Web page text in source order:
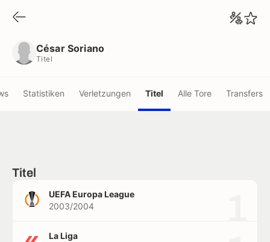
César Soriano
Titel
Statistiken Verletzungen Titel Alle Tore Transfers
Titel
UEFA Europa League
2003/2004
La Liga